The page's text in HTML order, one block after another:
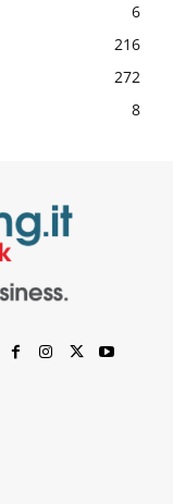
6
216
272
8